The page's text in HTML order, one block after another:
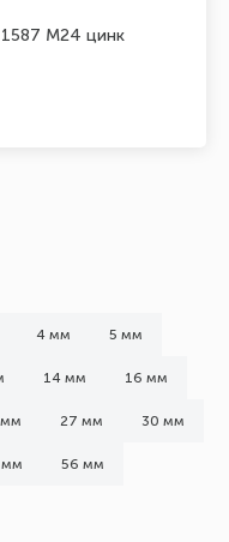
1587 М24 цинк
4 мм 5 мм
14 мм 16 мм
27 мм 30 мм
56 мм